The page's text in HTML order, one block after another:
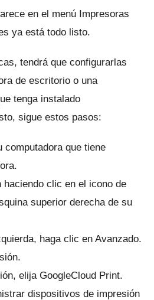
en el menú Impresoras
ya está todo listo.
tendrá que configurarlas
de escritorio o una
tenga instalado
sigue estos pasos:
computadora que tiene
haciendo clic en el icono de
superior derecha de su
haga clic en Avanzado.
elija GoogleCloud Print.
dispositivos de impresión